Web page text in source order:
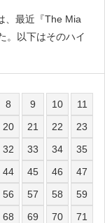
、最近『The Mia
。以下はそのハイ
8 9 10
11
20 21 22
23
32 33 34
35
44 45 46
47
56 57 58
59
68 69 70
71